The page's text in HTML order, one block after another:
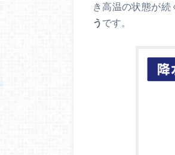
き高温の状態が
う です。